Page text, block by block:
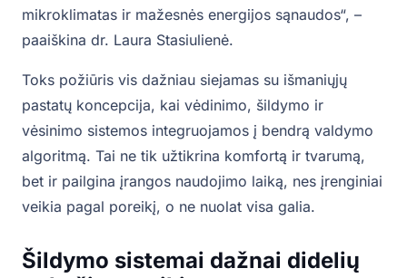
mikroklimatas ir mažesnės energijos sąnaudos“, –
paaiškina dr. Laura Stasiulienė.
Toks požiūris vis dažniau siejamas su išmaniųjų
pastatų koncepcija, kai vėdinimo, šildymo ir
vėsinimo sistemos integruojamos į bendrą valdymo
algoritmą. Tai ne tik užtikrina komfortą ir tvarumą,
bet ir pailgina įrangos naudojimo laiką, nes įrenginiai
veikia pagal poreikį, o ne nuolat visa galia.
Šildymo sistemai dažnai didelių